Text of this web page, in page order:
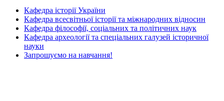
Кафедра історії України
Кафедра всесвітньої історії та міжнародних відносин
Кафедра філософії, соціальних та політичних наук
Кафедра археології та спеціальних галузей історичної
науки
Запрошуємо на навчання!